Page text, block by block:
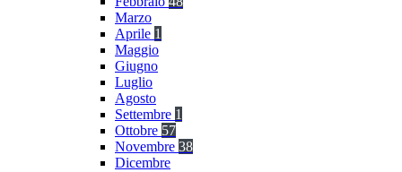
Marzo
Aprile 1
Maggio
Giugno
Luglio
Agosto
Settembre 1
Ottobre 57
Novembre 38
Dicembre